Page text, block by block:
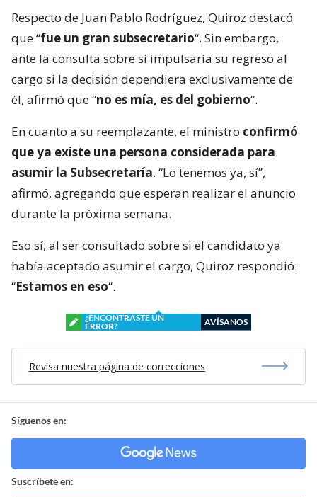
Respecto de Juan Pablo Rodríguez, Quiroz destacó
que “fue un gran subsecretario“. Sin embargo,
ante la consulta sobre si impulsaría su regreso al
cargo si la decisión dependiera exclusivamente de
él, afirmó que “no es mía, es del gobierno“.
En cuanto a su reemplazante, el ministro confirmó
que ya existe una persona considerada para
asumir la Subsecretaría. “Lo tenemos ya, sí”,
afirmó, agregando que esperan realizar el anuncio
durante la próxima semana.
Eso sí, al ser consultado sobre si el candidato ya
había aceptado asumir el cargo, Quiroz respondió:
“Estamos en eso“.
¿ENCONTRASTE UN
ERROR?
AVÍSANOS
Revisa nuestra página de correcciones
Síguenos en:
Suscríbete en: